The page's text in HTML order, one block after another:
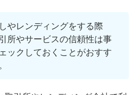
やレンディングをする際
所やサービスの信頼性は事
ックしておくことがおすす